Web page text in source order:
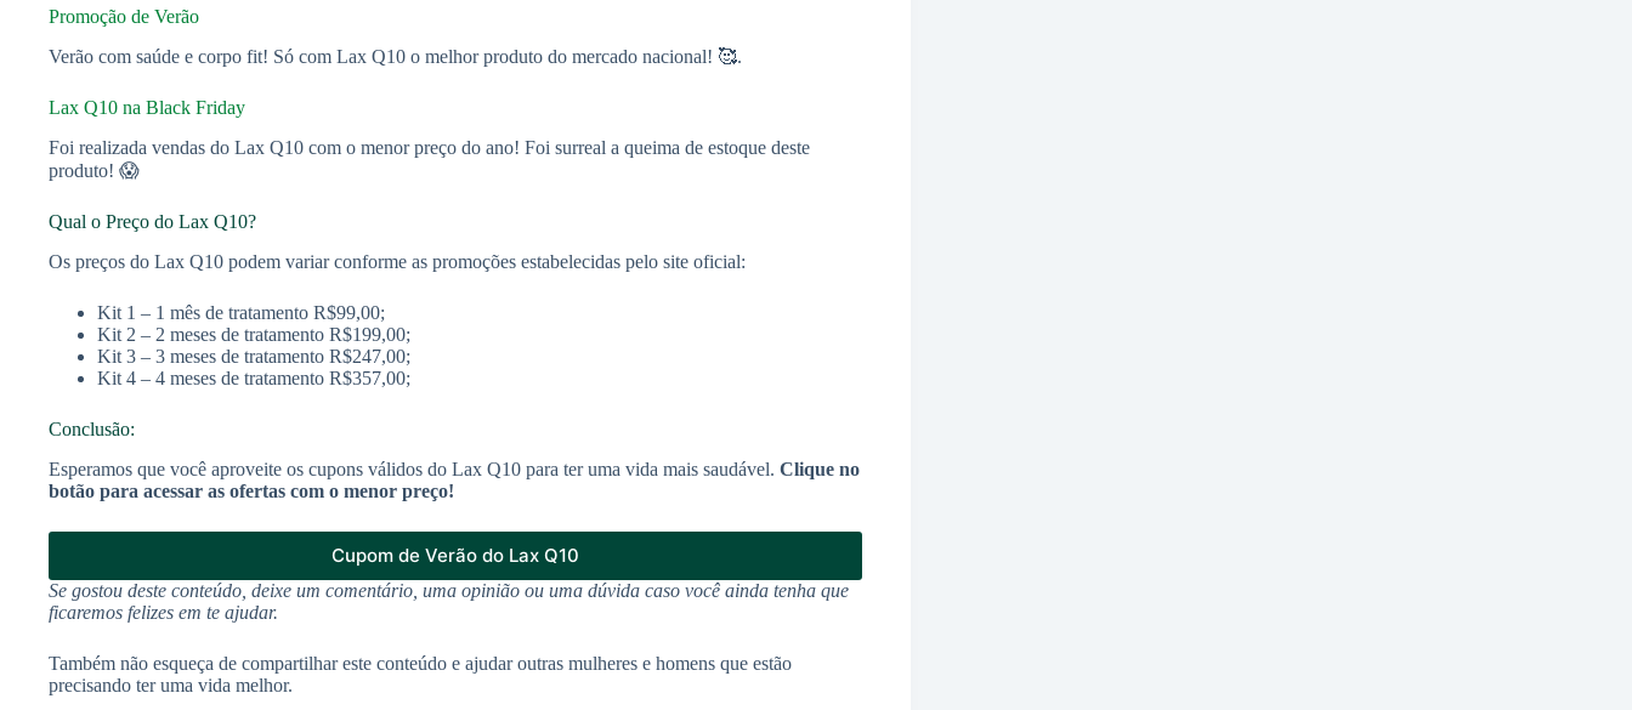
Promoção de Verão
Verão com saúde e corpo fit! Só com Lax Q10 o melhor produto do mercado nacional! 🥰.
Lax Q10 na Black Friday
Foi realizada vendas do Lax Q10 com o menor preço do ano! Foi surreal a queima de estoque deste
produto! 😱
Qual o Preço do Lax Q10?
Os preços do Lax Q10 podem variar conforme as promoções estabelecidas pelo site oficial:
Kit 1 – 1 mês de tratamento R$99,00;
Kit 2 – 2 meses de tratamento R$199,00;
Kit 3 – 3 meses de tratamento R$247,00;
Kit 4 – 4 meses de tratamento R$357,00;
Conclusão:
Esperamos que você aproveite os cupons válidos do Lax Q10 para ter uma vida mais saudável. Clique no
botão para acessar as ofertas com o menor preço!
Cupom de Verão do Lax Q10
Se gostou deste conteúdo, deixe um comentário, uma opinião ou uma dúvida caso você ainda tenha que
ficaremos felizes em te ajudar.
Também não esqueça de compartilhar este conteúdo e ajudar outras mulheres e homens que estão
precisando ter uma vida melhor.